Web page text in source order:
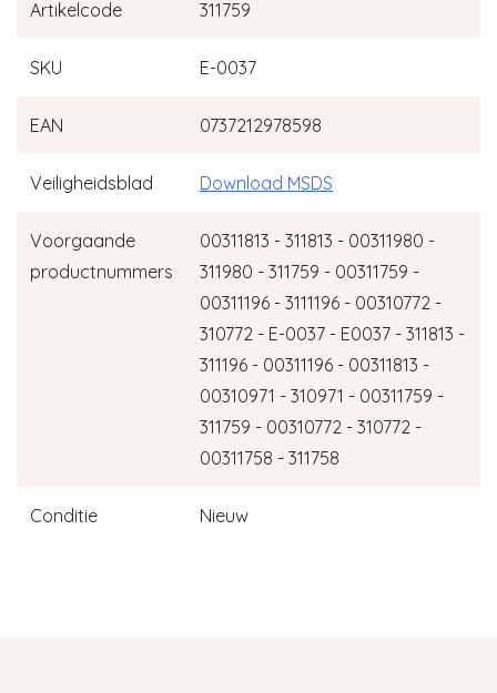
Artikelcode 311759
SKU E-0037
EAN 0737212978598
Veiligheidsblad Download MSDS
Voorgaande
productnummers
00311813 - 311813 - 00311980 -
311980 - 311759 - 00311759 -
00311196 - 3111196 - 00310772 -
310772 - E-0037 - E0037 - 311813 -
311196 - 00311196 - 00311813 -
00310971 - 310971 - 00311759 -
311759 - 00310772 - 310772 -
00311758 - 311758
Conditie Nieuw